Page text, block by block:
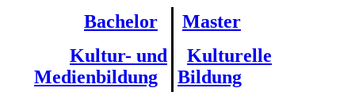
Bachelor
Kultur- und
Medienbildung
Master
Kulturelle
Bildung